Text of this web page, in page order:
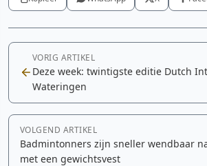
VORIG ARTIKEL
Deze week: twintigste editie Dutch
Wateringen
VOLGEND ARTIKEL
Badmintonners zijn sneller wendbaar
met een gewichtsvest